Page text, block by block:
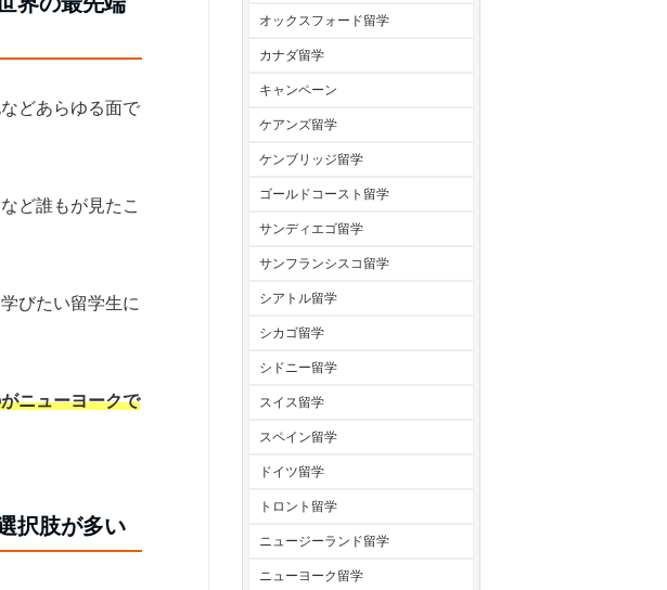
どあらゆる面で
ど誰もが見たこ
びたい留学生に
ニューヨークで
択肢が多い
オックスフォード留学
カナダ留学
キャンペーン
ケアンズ留学
ケンブリッジ留学
ゴールドコースト留学
サンディエゴ留学
サンフランシスコ留学
シアトル留学
シカゴ留学
シドニー留学
スイス留学
スペイン留学
ドイツ留学
トロント留学
ニュージーランド留学
ニューヨーク留学